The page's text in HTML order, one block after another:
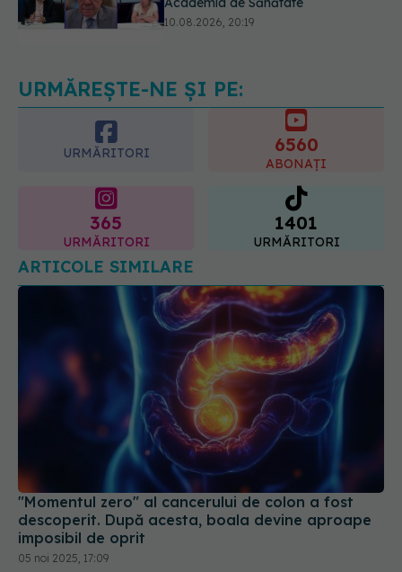
Semnul de pe picioare care poate
dezvălui că arterele sunt grav
URMĂREȘTE-NE ȘI PE:
URMĂRITORI 6560
ABONAȚI
365
URMĂRITORI
1401
URMĂRITORI
ARTICOLE SIMILARE
"Momentul zero" al cancerului de colon a fost
descoperit. După acesta, boala devine aproape
imposibil de oprit
05 noi 2025, 17:09